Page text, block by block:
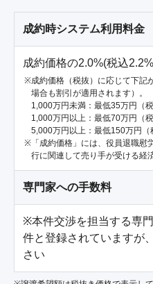
成約時システム利用料金
成約価格の2.0%(税込
成約価格（税抜）に応じて下記
場合も割引が適用されます）。
1,000万円未満：最低35万円（税
1,000万円以上：最低70万円（税
5,000万円以上：最低150万円（
「成約価格」には、役員退職
行に関連して売り手が受ける経
専門家への手数料
※本件交渉を担当する専
件と登録されていますが
さい